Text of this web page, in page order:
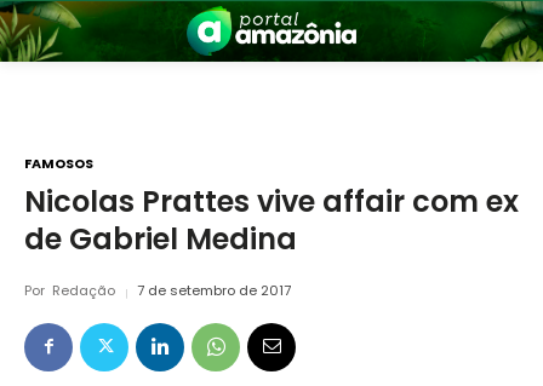
FAMOSOS
Nicolas Prattes vive affair com ex
de Gabriel Medina
Por Redação 7 de setembro de 2017